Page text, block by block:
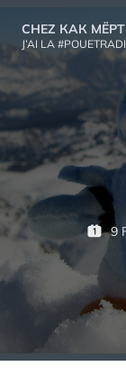
contenu
CHEZ КАК
J’AI LA
P
L
I
L
9